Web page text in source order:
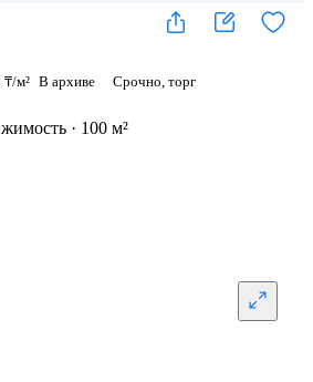
₸/м² В архиве Срочно, торг
· 100 м²